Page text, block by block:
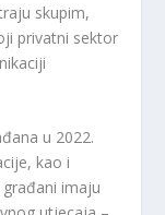
skupim,
privatni sektor
u 2022.
kao i
imaju